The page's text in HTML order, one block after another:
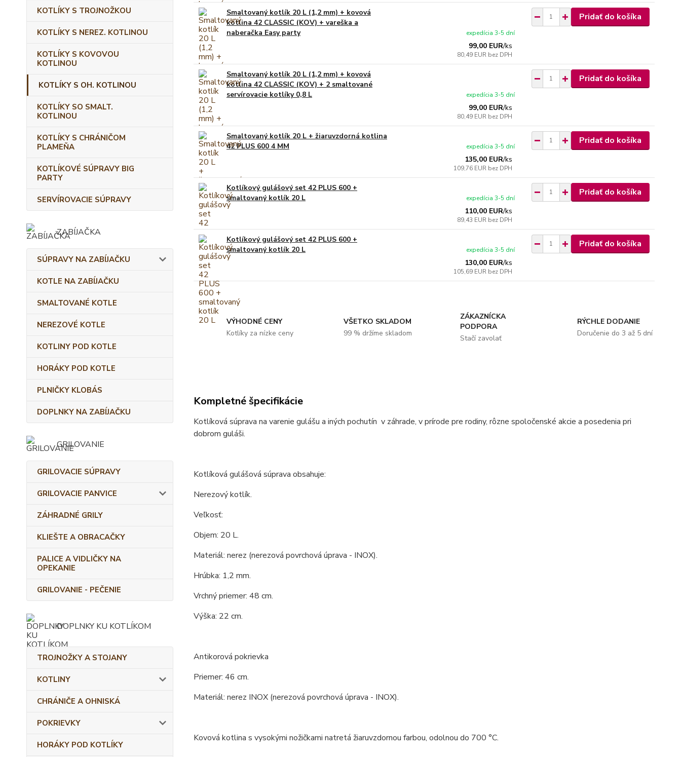
KOTLÍKY S TROJNOŽKOU
KOTLÍKY S NEREZ. KOTLINOU
KOTLÍKY S KOVOVOU
KOTLINOU
KOTLÍKY S OH. KOTLINOU
KOTLÍKY SO SMALT.
KOTLINOU
KOTLÍKY S CHRÁNIČOM
PLAMEŇA
KOTLÍKOVÉ SÚPRAVY BIG
PARTY
SERVÍROVACIE SÚPRAVY
ZABÍJAČKA
SÚPRAVY NA ZABÍJAČKU
KOTLE NA ZABÍJAČKU
SMALTOVANÉ KOTLE
NEREZOVÉ KOTLE
KOTLINY POD KOTLE
HORÁKY POD KOTLE
PLNIČKY KLOBÁS
DOPLNKY NA ZABÍJAČKU
GRILOVANIE
GRILOVACIE SÚPRAVY
GRILOVACIE PANVICE
ZÁHRADNÉ GRILY
KLIEŠTE A OBRACAČKY
PALICE A VIDLIČKY NA
OPEKANIE
GRILOVANIE - PEČENIE
DOPLNKY KU KOTLÍKOM
TROJNOŽKY A STOJANY
KOTLINY
CHRÁNIČE A OHNISKÁ
POKRIEVKY
HORÁKY POD KOTLÍKY
Smaltovaný kotlík 20 L (1,2 mm) + kovová
kotlina 42 CLASSIC (KOV) + vareška a
naberačka Easy party
99,00 EUR/ks
80,49 EUR bez DPH
expedícia 3-5 dní
Pridať do košíka
Smaltovaný kotlík 20 L (1,2 mm) + kovová
kotlina 42 CLASSIC (KOV) + 2 smaltované
servírovacie kotlíky 0,8 L
99,00 EUR/ks
80,49 EUR bez DPH
expedícia 3-5 dní
Pridať do košíka
Smaltovaný kotlík 20 L + žiaruvzdorná kotlina
42 PLUS 600 4 MM
135,00 EUR/ks
109,76 EUR bez DPH
expedícia 3-5 dní
Pridať do košíka
Kotlíkový gulášový set 42 PLUS 600 +
smaltovaný kotlík 20 L
110,00 EUR/ks
89,43 EUR bez DPH
expedícia 3-5 dní
Pridať do košíka
Kotlíkový gulášový set 42 PLUS 600 +
smaltovaný kotlík 20 L
130,00 EUR/ks
105,69 EUR bez DPH
expedícia 3-5 dní
Pridať do košíka
VÝHODNÉ CENY
Kotlíky za nízke ceny
VŠETKO SKLADOM
99 % držíme skladom
ZÁKAZNÍCKA
PODPORA
Stačí zavolať
RÝCHLE DODANIE
Doručenie do 3 až 5 dní
Kompletné špecifikácie
Kotlíková súprava na varenie gulášu a iných pochutín v záhrade, v prírode pre rodiny, rôzne spoločenské akcie a posedenia pri
dobrom guláši.
Kotlíková gulášová súprava obsahuje:
Nerezový kotlík.
Veľkosť:
Objem: 20 L.
Materiál: nerez (nerezová povrchová úprava - INOX).
Hrúbka: 1,2 mm.
Vrchný priemer: 48 cm.
Výška: 22 cm.
Antikorová pokrievka
Priemer: 46 cm.
Materiál: nerez INOX (nerezová povrchová úprava - INOX).
Kovová kotlina s vysokými nožičkami natretá žiaruvzdornou farbou, odolnou do 700 °C.